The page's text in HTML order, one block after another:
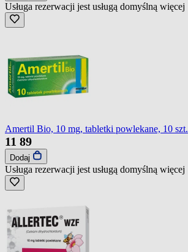
Usługa rezerwacji jest usługą domyślną więcej
Amertil Bio, 10 mg, tabletki powlekane, 10 szt.
11 89
Dodaj
Usługa rezerwacji jest usługą domyślną więcej